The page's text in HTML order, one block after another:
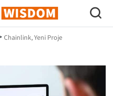
Bilgeliği
Chainlink, Yeni Proje